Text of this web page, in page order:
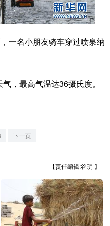
云南
名小朋友骑车穿过喷泉纳
最高气温达36摄氏度。
下一页
【责任编辑:谷玥 】